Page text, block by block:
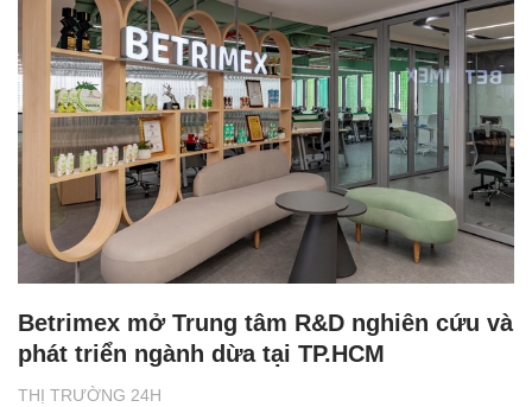
THỊ TRƯỜNG 24H
Betrimex mở Trung tâm R&D nghiên cứu và
phát triển ngành dừa tại TP.HCM